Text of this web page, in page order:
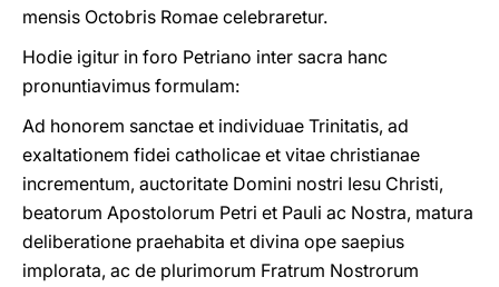
mensis Octobris Romae celebraretur.
Hodie igitur in foro Petriano inter sacra hanc
pronuntiavimus formulam:
Ad honorem sanctae et individuae Trinitatis, ad
exaltationem fidei catholicae et vitae christianae
incrementum, auctoritate Domini nostri Iesu Christi,
beatorum Apostolorum Petri et Pauli ac Nostra, matura
deliberatione praehabita et divina ope saepius
implorata, ac de plurimorum Fratrum Nostrorum